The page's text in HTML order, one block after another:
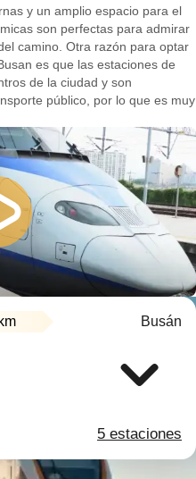
y un amplio espacio para el
son perfectas para admirar
camino. Otra razón para optar
es que las estaciones de
de la ciudad y son
público, por lo que es muy
Busán
5 estaciones